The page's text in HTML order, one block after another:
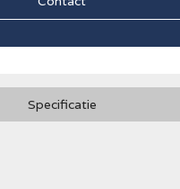
Specificatie